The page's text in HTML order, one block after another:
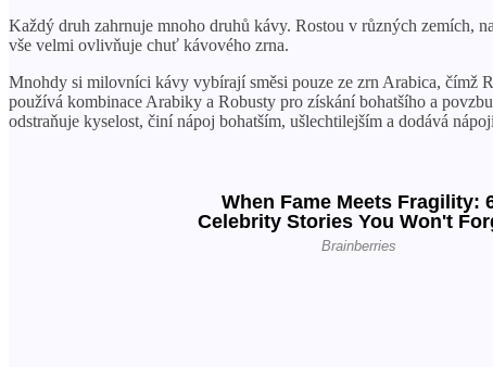
Každý druh zahrnuje mnoho druhů kávy. Rostou v různých zemích,
vše velmi ovlivňuje chuť kávového zrna.
Mnohdy si milovníci kávy vybírají směsi pouze ze zrn Arabica, čímž
používá kombinace Arabiky a Robusty pro získání bohatšího a
odstraňuje kyselost, činí nápoj bohatším, ušlechtilejším a dodává